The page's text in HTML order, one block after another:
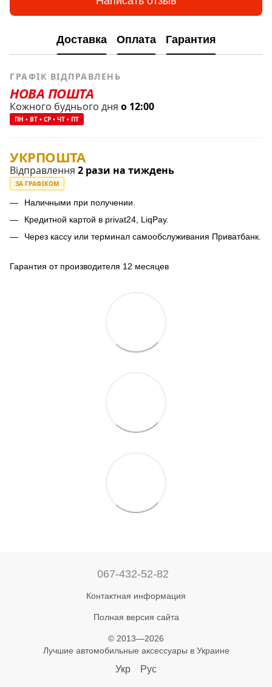
Доставка Оплата Гарантия
ГРАФІК ВІДПРАВЛЕНЬ
НОВА ПОШТА
Кожного буднього дня о 12:00
ПН • ВТ • СР • ЧТ • ПТ
УКРПОШТА
Відправлення 2 рази на тиждень
ЗА ГРАФІКОМ
Наличными при получении.
Кредитной картой в privat24, LiqPay.
Через кассу или терминал самообслуживания Приватбанк.
Гарантия от производителя 12 месяцев
067-432-52-82
Контактная информация
Полная версия сайта
© 2013—2026
Лучшие автомобильные аксессуары в Украине
Укр Рус